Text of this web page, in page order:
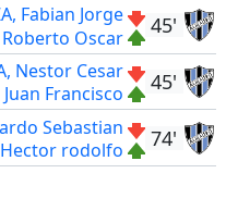
45'
Fabian Jorge
Roberto Oscar
45'
Nestor Cesar
Juan Francisco
74'
Sebastian
Hector rodolfo